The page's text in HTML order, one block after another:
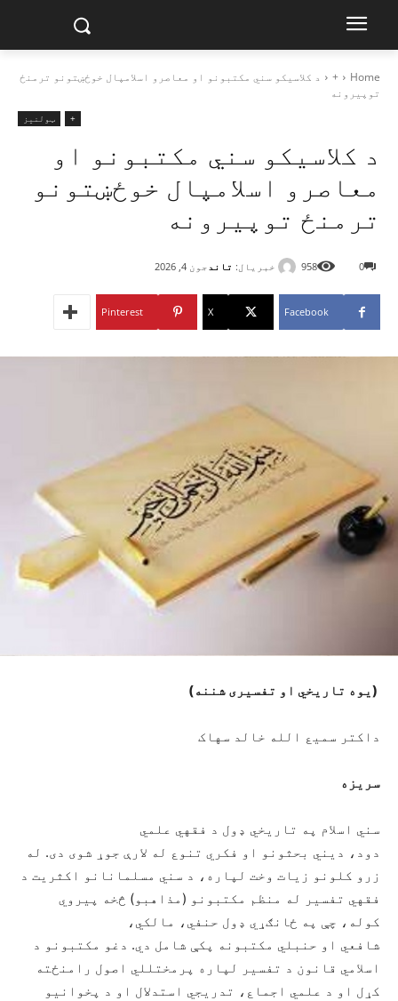
Home
+
د کلاسیکو سني مکتبونو او معاصرو اسلامپال خوځښتونو ترمنځ
توپیرونه
+ ټولنیز
د کلاسیکو سني مکتبونو او
معاصرو اسلامپال خوځښتونو
ترمنځ توپیرونه
خبریال: تاند جون 4, 2026 0
958
Facebook
X
Pinterest
(یوه تاریخي او تفسیری شننه)
داکتر سمیع الله خالد سهاک
سریزه
سني اسلام په تاریخي ډول د فقهي علمي
دود، دیني بحثونو او فکري تنوع له لارې جوړ شوی دی. له
زرو کلونو زیات وخت لپاره، د سني مسلمانانو اکثریت د
فقهي تفسیر له منظم مکتبونو (مذاهبو) څخه پیروي
کوله، چې په ځانګړي ډول حنفي، مالکي،
شافعي او حنبلي مکتبونه پکې شامل دي. دغو مکتبونو د
اسلامي قانون د تفسیر لپاره پرمختللي اصول رامنځته
کړل او د علمي اجماع، تدریجي استدلال او د پخوانیو